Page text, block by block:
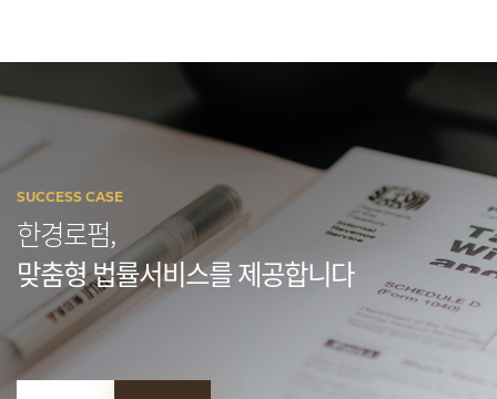
SUCCESS CASE
한경로펌,
맞춤형 법률서비스를 제공합니다